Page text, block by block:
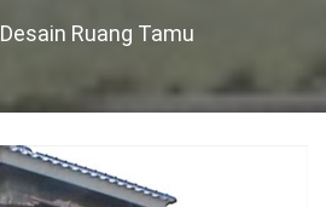
Desain Ruang Tamu